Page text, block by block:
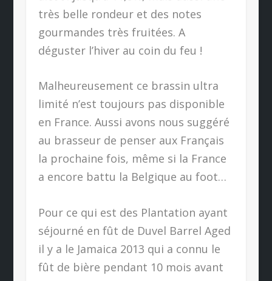
très belle rondeur et des notes
gourmandes très fruitées. A
déguster l’hiver au coin du feu !
Malheureusement ce brassin ultra
limité n’est toujours pas disponible
en France. Aussi avons nous suggéré
au brasseur de penser aux Français
la prochaine fois, même si la France
a encore battu la Belgique au foot…
Pour ce qui est des Plantation ayant
séjourné en fût de Duvel Barrel Aged
il y a le Jamaica 2013 qui a connu le
fût de bière pendant 10 mois avant